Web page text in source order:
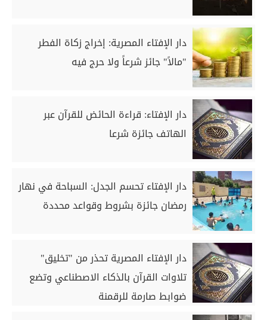
دار الإفتاء المصرية: إخراج زكاة الفطر
"مالاً" جائز شرعاً ولا حرج فيه
دار الإفتاء: قراءة الحائض للقرآن عبر
الهاتف جائزة شرعا
دار الإفتاء تحسم الجدل: السباحة في نهار
رمضان جائزة بشروط وقواعد محددة
دار الإفتاء المصرية تحذر من "تخليق"
تلاوات القرآن بالذكاء الاصطناعي وتضع
ضوابط صارمة للرقمنة